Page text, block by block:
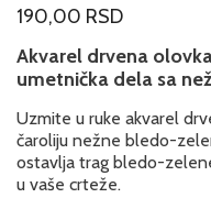
190,00 RSD
Akvarel drvena
umetnička dela sa
Uzmite u ruke akvarel
čaroliju nežne bledo-
ostavlja trag bledo-
u vaše crteže.